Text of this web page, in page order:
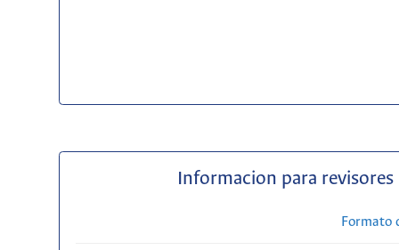
Informacion para revisores
Formato